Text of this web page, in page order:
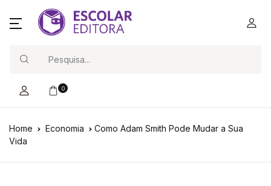
0
Home Economia
Como Adam Smith Pode Mudar a Sua
Vida